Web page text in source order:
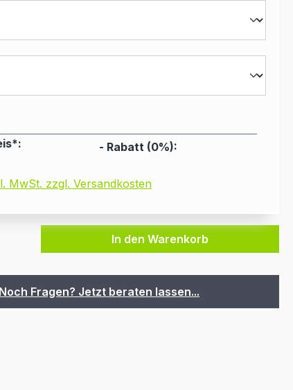
- Rabatt (0%):
MwSt. zzgl. Versandkosten
In den Warenkorb
Noch Fragen? Jetzt beraten lassen...